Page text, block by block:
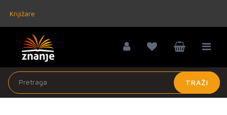
Knjižare
TRAŽI